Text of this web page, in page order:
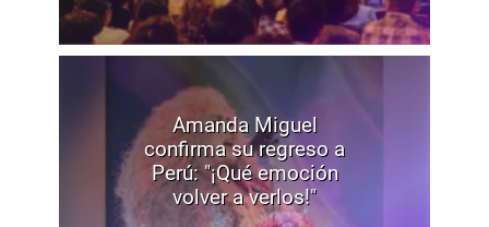
Amanda Miguel
confirma su regreso a
Perú: "¡Qué emoción
volver a verlos!"